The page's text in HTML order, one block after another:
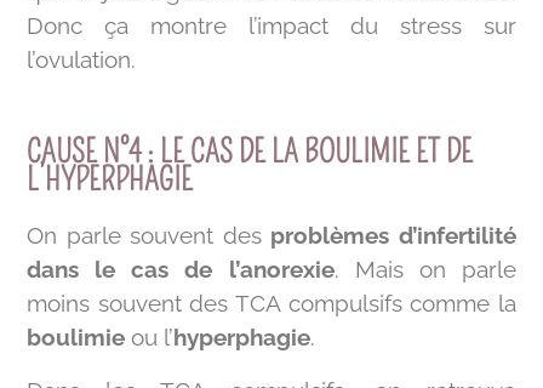
Donc ça montre l’impact du stress sur
l’ovulation.
CAUSE N°4 : LE CAS DE LA BOULIMIE ET DE
L’HYPERPHAGIE
On parle souvent des problèmes d’infertilité
dans le cas de l’anorexie. Mais on parle
moins souvent des TCA compulsifs comme la
boulimie ou l’hyperphagie.